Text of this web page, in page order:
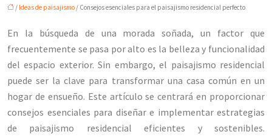
/ Ideas de paisajismo / Consejos esenciales para el paisajismo residencial perfecto
En la búsqueda de una morada soñada, un factor que
frecuentemente se pasa por alto es la belleza y funcionalidad
del espacio exterior. Sin embargo, el paisajismo residencial
puede ser la clave para transformar una casa común en un
hogar de ensueño. Este artículo se centrará en proporcionar
consejos esenciales para diseñar e implementar estrategias
de paisajismo residencial eficientes y sostenibles.